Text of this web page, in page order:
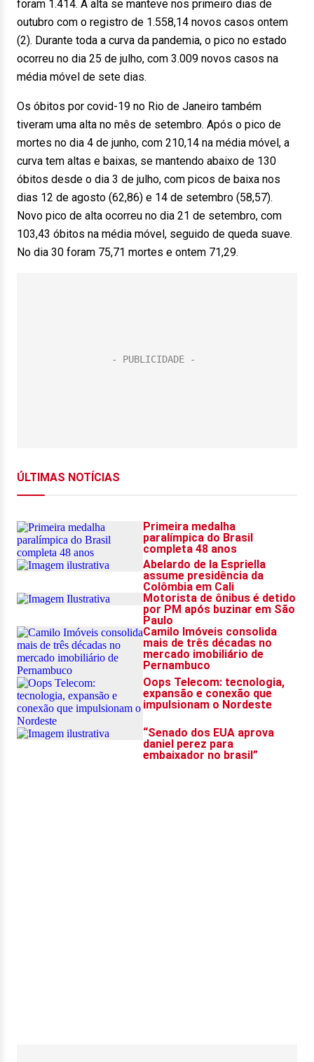
foram 1.414. A alta se manteve nos primeiro dias de
outubro com o registro de 1.558,14 novos casos ontem
(2). Durante toda a curva da pandemia, o pico no estado
ocorreu no dia 25 de julho, com 3.009 novos casos na
média móvel de sete dias.
Os óbitos por covid-19 no Rio de Janeiro também
tiveram uma alta no mês de setembro. Após o pico de
mortes no dia 4 de junho, com 210,14 na média móvel, a
curva tem altas e baixas, se mantendo abaixo de 130
óbitos desde o dia 3 de julho, com picos de baixa nos
dias 12 de agosto (62,86) e 14 de setembro (58,57).
Novo pico de alta ocorreu no dia 21 de setembro, com
103,43 óbitos na média móvel, seguido de queda suave.
No dia 30 foram 75,71 mortes e ontem 71,29.